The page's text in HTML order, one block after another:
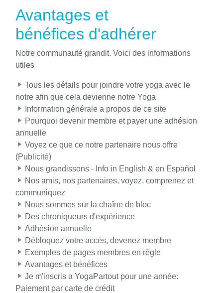
Avantages et
bénéfices d'adhérer
Notre communauté grandit. Voici des informations
utiles
Tous les détails pour joindre votre yoga avec le
notre afin que cela devienne notre Yoga
Information générale a propos de ce site
Pourquoi devenir membre et payer une adhésion
annuelle
Voyez ce que ce notre partenaire nous offre
(Publicité)
Nous grandissons - Info in English & en Español
Nos amis, nos partenaires, voyez, comprenez et
communiquez
Nous sommes sur la chaîne de bloc
Des chroniqueurs d'expérience
Adhésion annuelle
Débloquez votre accès, devenez membre
Exemples de pages membres en rêgle
Avantages et bénéfices
Je m'inscris a YogaPartout pour une année:
Paiement par carte de crédit